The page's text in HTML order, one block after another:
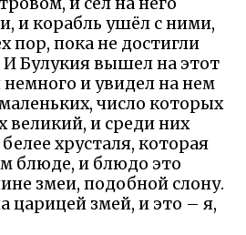
и корабль ушёл с ними,
пор, пока не достигли
И Булукия вышел на этот
и увидел на нем
число которых
великий, и среди них
хрусталя, которая
блюде, и блюдо это
змеи, подобной слону.
царицей змей, и это – я,